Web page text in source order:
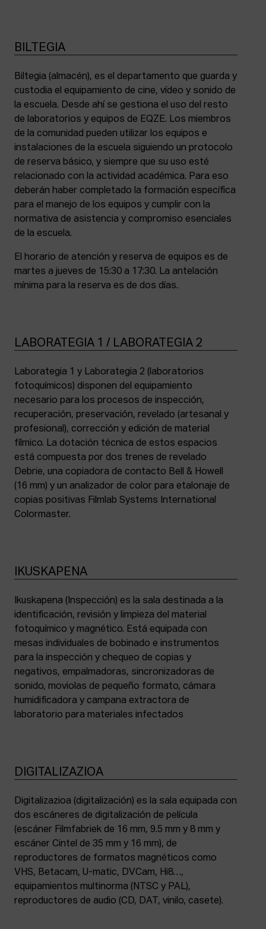
BILTEGIA
Biltegia (almacén), es el departamento que guarda y
custodia el equipamiento de cine, vídeo y sonido de
la escuela. Desde ahí se gestiona el uso del resto
de laboratorios y equipos de EQZE. Los miembros
de la comunidad pueden utilizar los equipos e
instalaciones de la escuela siguiendo un protocolo
de reserva básico, y siempre que su uso esté
relacionado con la actividad académica. Para eso
deberán haber completado la formación específica
para el manejo de los equipos y cumplir con la
normativa de asistencia y compromiso esenciales
de la escuela.
El horario de atención y reserva de equipos es de
martes a jueves de 15:30 a 17:30. La antelación
mínima para la reserva es de dos días.
LABORATEGIA 1 / LABORATEGIA 2
Laborategia 1 y Laborategia 2 (laboratorios
fotoquímicos) disponen del equipamiento
necesario para los procesos de inspección,
recuperación, preservación, revelado (artesanal y
profesional), corrección y edición de material
fílmico. La dotación técnica de estos espacios
está compuesta por dos trenes de revelado
Debrie, una copiadora de contacto Bell & Howell
(16 mm) y un analizador de color para etalonaje de
copias positivas Filmlab Systems International
Colormaster.
IKUSKAPENA
Ikuskapena (Inspección) es la sala destinada a la
identificación, revisión y limpieza del material
fotoquímico y magnético. Está equipada con
mesas individuales de bobinado e instrumentos
para la inspección y chequeo de copias y
negativos, empalmadoras, sincronizadoras de
sonido, moviolas de pequeño formato, cámara
humidificadora y campana extractora de
laboratorio para materiales infectados
DIGITALIZAZIOA
Digitalizazioa (digitalización) es la sala equipada con
dos escáneres de digitalización de película
(escáner Filmfabriek de 16 mm, 9.5 mm y 8 mm y
escáner Cintel de 35 mm y 16 mm), de
reproductores de formatos magnéticos como
VHS, Betacam, U-matic, DVCam, Hi8…,
equipamientos multinorma (NTSC y PAL),
reproductores de audio (CD, DAT, vinilo, casete).